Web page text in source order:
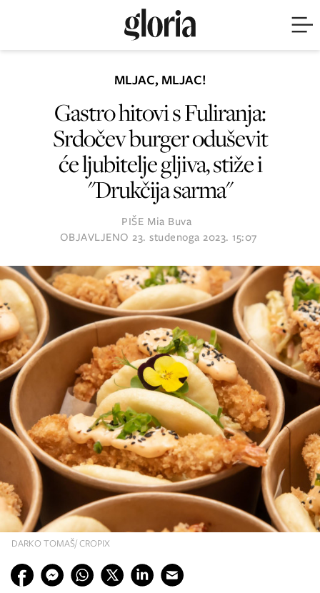
DARKO TOMAŠ/ CROPIX
MLJAC, MLJAC!
Gastro hitovi s Fuliranja:
Srdočev burger oduševit
će ljubitelje gljiva, stiže i
"Drukčija sarma"
PIŠE Mia Buva
OBJAVLJENO 23. studenoga 2023. 15:07